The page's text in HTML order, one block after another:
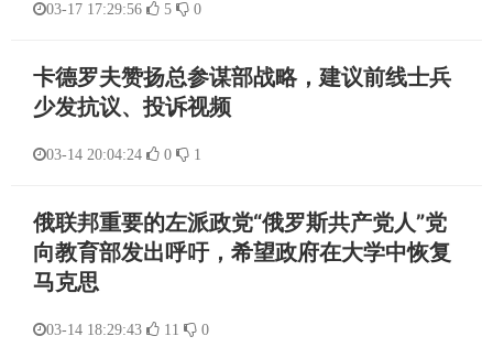
03-17 17:29:56 5 0
卡德罗夫赞扬总参谋部战略，建议前线士兵
少发抗议、投诉视频
03-14 20:04:24 0 1
俄联邦重要的左派政党“俄罗斯共产党人”党
向教育部发出呼吁，希望政府在大学中恢复
马克思
03-14 18:29:43 11 0